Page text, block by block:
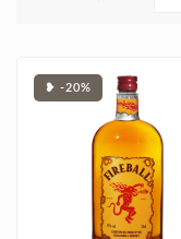
❥ -20%